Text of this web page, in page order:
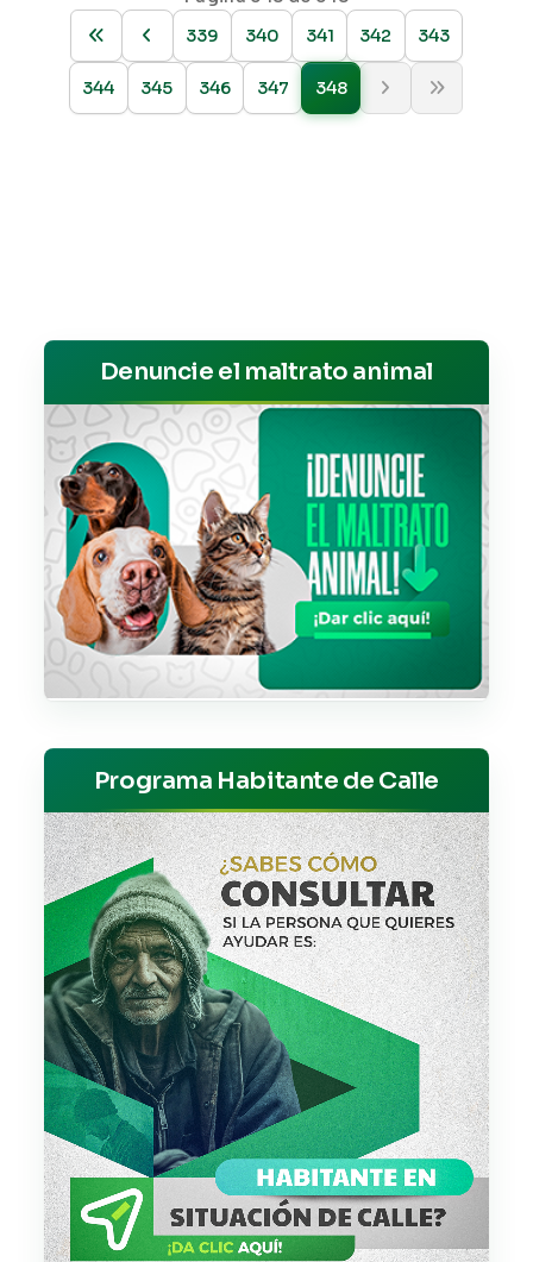
339
340 341 342 343
344 345 346 347 348
Denuncie el maltrato animal
Programa Habitante de Calle